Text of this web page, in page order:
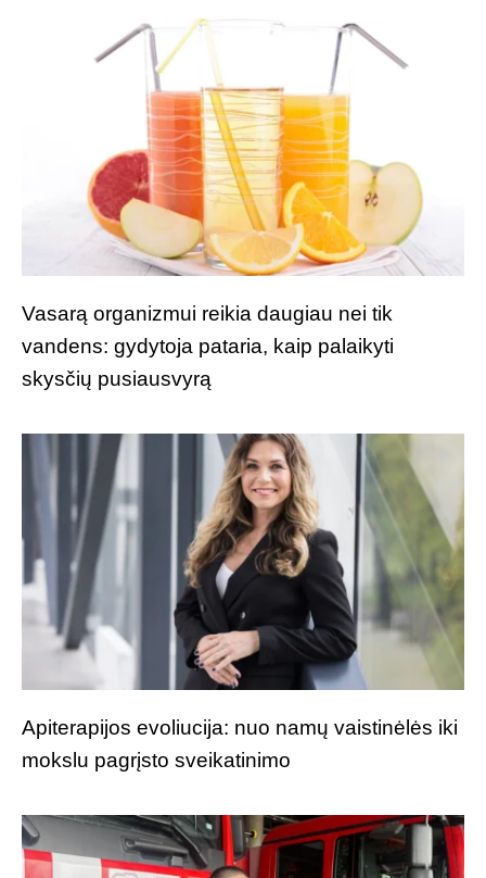
Vasarą organizmui reikia daugiau nei tik
vandens: gydytoja pataria, kaip palaikyti
skysčių pusiausvyrą
Apiterapijos evoliucija: nuo namų vaistinėlės iki
mokslu pagrįsto sveikatinimo